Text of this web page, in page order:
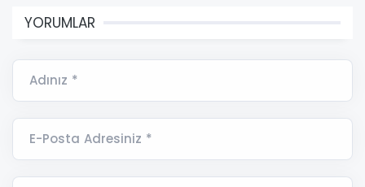
YORUMLAR
Adınız *
E-Posta Adresiniz *